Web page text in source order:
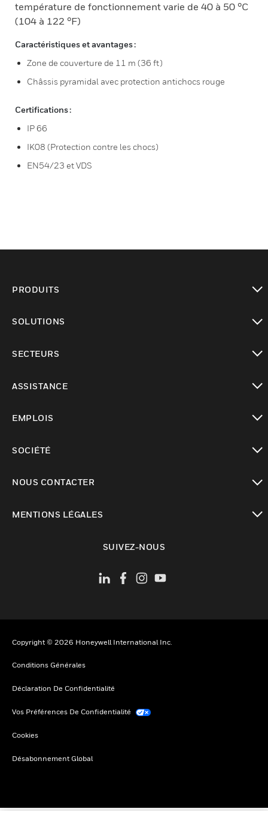
température de fonctionnement varie de 40 à 50 °C
(104 à 122 °F)
Caractéristiques et avantages :
Zone de couverture de 11 m (36 ft)
Châssis pyramidal avec protection antichocs rouge
Certifications :
IP 66
IK08 (Protection contre les chocs)
EN54/23 et VDS
PRODUITS
SOLUTIONS
SECTEURS
ASSISTANCE
EMPLOIS
SOCIÉTÉ
NOUS CONTACTER
MENTIONS LÉGALES
SUIVEZ-NOUS
Copyright © 2026 Honeywell International Inc.
Conditions Générales
Déclaration De Confidentialité
Vos Préférences De Confidentialité
Cookies
Désabonnement Global